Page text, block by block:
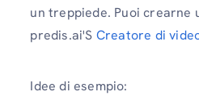
un treppiede. Puoi crearne
predis.ai'S Creatore di
Idee di esempio: